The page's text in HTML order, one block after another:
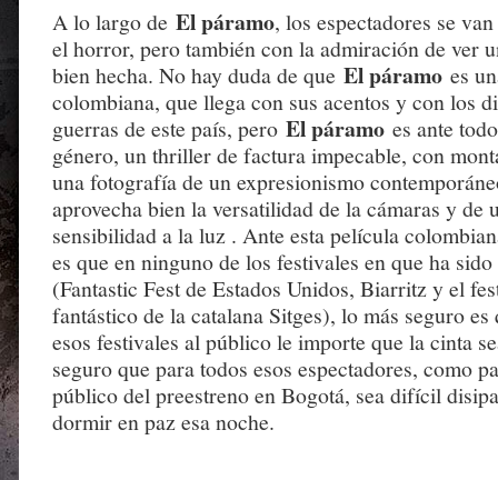
A lo largo de El páramo, los espectadores se
el horror, pero también con la admiración de ver
bien hecha. No hay duda de que El páramo es
colombiana, que llega con sus acentos y con los
guerras de este país, pero El páramo es ante
género, un thriller de factura impecable, con
una fotografía de un expresionismo
aprovecha bien la versatilidad de la cámaras y de
sensibilidad a la luz . Ante esta película
es que en ninguno de los festivales en que ha
(Fantastic Fest de Estados Unidos, Biarritz y el
fantástico de la catalana Sitges), lo más seguro
esos festivales al público le importe que la cinta
seguro que para todos esos espectadores, como
público del preestreno en Bogotá, sea difícil
dormir en paz esa noche.